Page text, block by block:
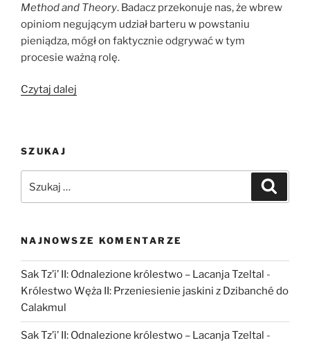
Method and Theory. Badacz przekonuje nas, że wbrew
opiniom negującym udział barteru w powstaniu
pieniądza, mógł on faktycznie odgrywać w tym
procesie ważną rolę.
Czytaj dalej
SZUKAJ
NAJNOWSZE KOMENTARZE
Sak Tz’i’ II: Odnalezione królestwo – Lacanja Tzeltal -
Królestwo Węża II: Przeniesienie jaskini z Dzibanché do
Calakmul
Sak Tz’i’ II: Odnalezione królestwo – Lacanja Tzeltal -